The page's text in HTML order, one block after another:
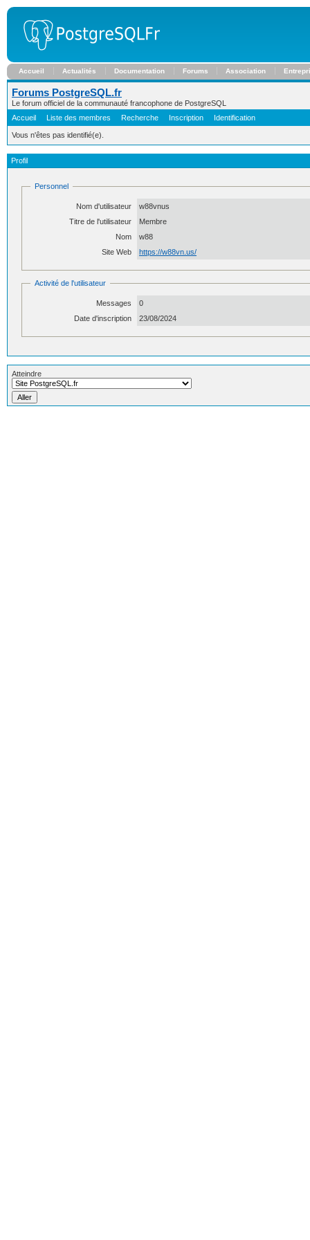
Accueil Actualités Documentation Forums Association
Forums PostgreSQL.fr
Le forum officiel de la communauté francophone de PostgreSQL
Accueil
Liste des membres Recherche Inscription Identification
Vous n'êtes pas identifié(e).
Profil
Personnel
Nom d'utilisateur
w88vnus
Titre de l'utilisateur
Membre
Nom
w88
Site Web
https://w88vn.us/
Activité de l'utilisateur
Messages
0
Date d'inscription
23/08/2024
Atteindre